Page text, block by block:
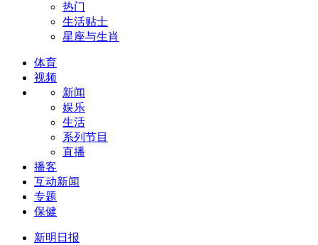
热门
生活贴士
星座与生肖
体育
视频
新闻
娱乐
生活
系列节目
直播
播客
互动新闻
专题
保健
新明日报